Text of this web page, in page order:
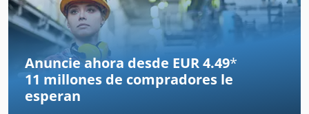
Bohner
Boley
Bosch
Brinkmann
Anuncie ahora desde EUR 4.49*
11 millones de compradores le
esperan